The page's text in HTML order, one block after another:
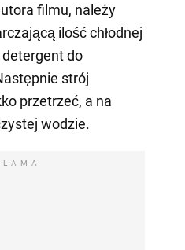
filmu, należy
ilość chłodnej
detergent do
strój
przetrzeć, a na
wodzie.